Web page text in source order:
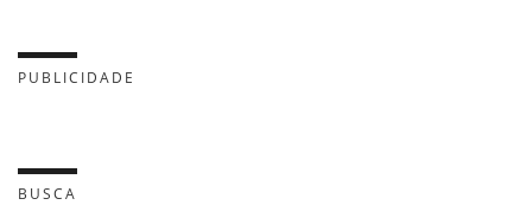
PUBLICIDADE
BUSCA